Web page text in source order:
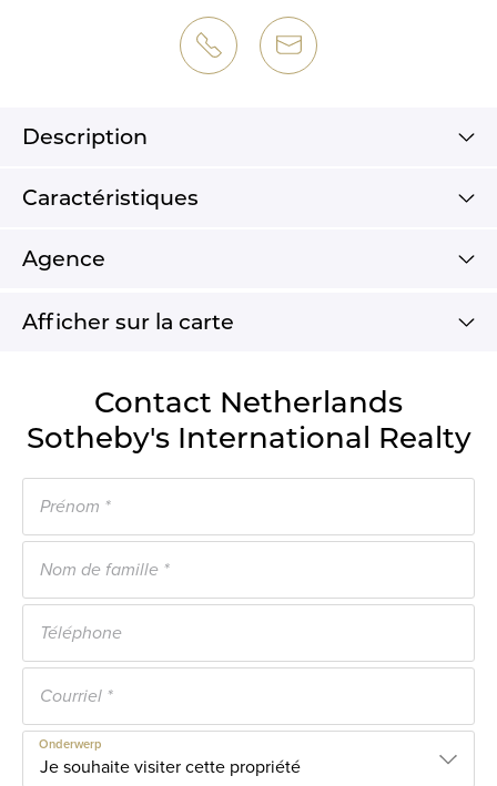
Description
Caractéristiques
Agence
Afficher sur la carte
Contact Netherlands
Sotheby's International Realty
Onderwerp